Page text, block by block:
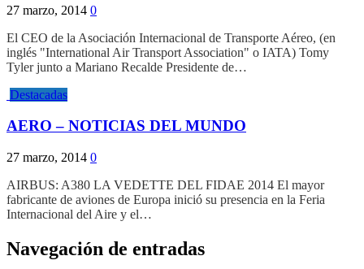
27 marzo, 2014 0
El CEO de la Asociación Internacional de Transporte Aéreo, (en
inglés "International Air Transport Association" o IATA) Tomy
Tyler junto a Mariano Recalde Presidente de…
Destacadas
AERO – NOTICIAS DEL MUNDO
27 marzo, 2014 0
AIRBUS: A380 LA VEDETTE DEL FIDAE 2014 El mayor
fabricante de aviones de Europa inició su presencia en la Feria
Internacional del Aire y el…
Navegación de entradas